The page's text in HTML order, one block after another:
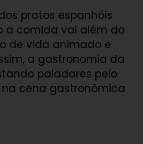
pratos espanhóis
a comida vai além do
de vida animado e
a gastronomia da
paladares pelo
cena gastronômica